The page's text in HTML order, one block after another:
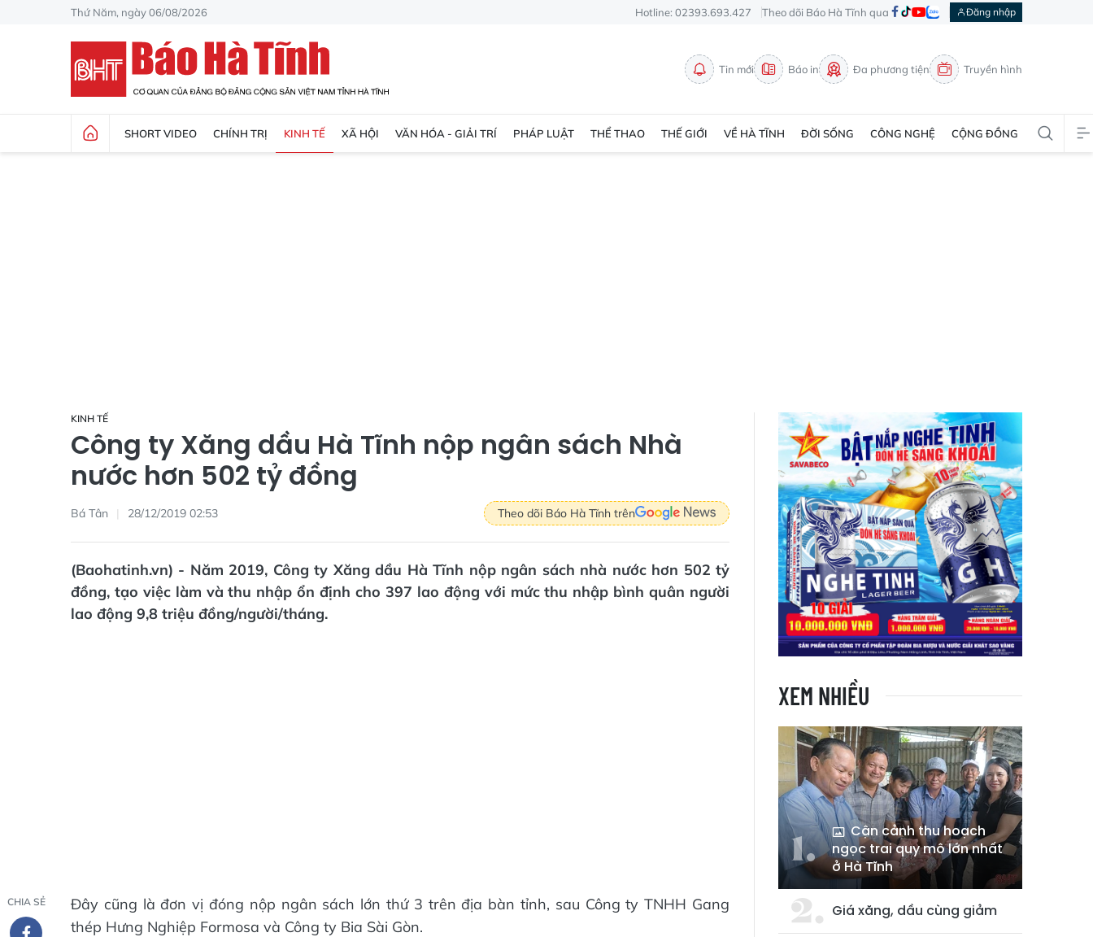
Thứ Năm, ngày 06/08/2026 Hotline: 02393.693.427 Theo dõi Báo Hà Tĩnh qua Đăng nhập
Tin mới Báo in Đa phương tiện Truyền hình
SHORT VIDEO CHÍNH TRỊ KINH TẾ XÃ HỘI VĂN HÓA - GIẢI TRÍ PHÁP LUẬT THỂ THAO THẾ GIỚI VỀ HÀ TĨNH ĐỜI SỐNG CÔNG NGHỆ CỘNG ĐỒNG
KINH TẾ
Công ty Xăng dầu Hà Tĩnh nộp ngân sách Nhà
nước hơn 502 tỷ đồng
Bá Tân 28/12/2019 02:53 Theo dõi Báo Hà Tĩnh trên
(Baohatinh.vn) - Năm 2019, Công ty Xăng dầu Hà Tĩnh nộp ngân sách nhà nước hơn 502 tỷ
đồng, tạo việc làm và thu nhập ổn định cho 397 lao động với mức thu nhập bình quân người
lao động 9,8 triệu đồng/người/tháng.
CHIA SẺ
Đây cũng là đơn vị đóng nộp ngân sách lớn thứ 3 trên địa bàn tỉnh, sau Công ty TNHH Gang
thép Hưng Nghiệp Formosa và Công ty Bia Sài Gòn.
XEM NHIỀU
Cận cảnh thu hoạch
ngọc trai quy mô lớn nhất
ở Hà Tĩnh
Giá xăng, dầu cùng giảm